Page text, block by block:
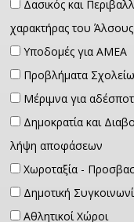
Δασικός και
χαρακτήρας του Άλσους
Υποδομές για ΑΜΕΑ
Προβλήματα
Μέριμνα για
Δημοκρατία και
λήψη αποφάσεων
Χωροταξία -
Δημοτική
Αθλητικοί Χώροι